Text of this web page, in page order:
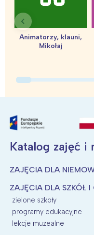
Animatorzy, klauni,
Mikołaj
Katalog zajęć i
ZAJĘCIA DLA
ZAJĘCIA DLA SZKÓŁ I
zielone szkoły
programy edukacyjne
lekcje muzealne